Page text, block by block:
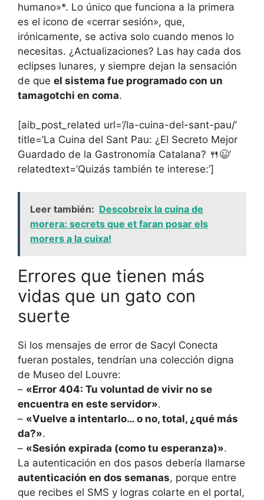
humano»*. Lo único que funciona a la primera
es el icono de «cerrar sesión», que,
irónicamente, se activa solo cuando menos lo
necesitas. ¿Actualizaciones? Las hay cada dos
eclipses lunares, y siempre dejan la sensación
de que el sistema fue programado con un
tamagotchi en coma.
[aib_post_related url=’/la-cuina-del-sant-pau/’
title=’La Cuina del Sant Pau: ¿El Secreto Mejor
Guardado de la Gastronomía Catalana? 🍴😉’
relatedtext=’Quizás también te interese:’]
Leer también: Descobreix la cuina de
morera: secrets que et faran posar els
morers a la cuixa!
Errores que tienen más
vidas que un gato con
suerte
Si los mensajes de error de Sacyl Conecta
fueran postales, tendrían una colección digna
de Museo del Louvre:
– «Error 404: Tu voluntad de vivir no se
encuentra en este servidor».
– «Vuelve a intentarlo… o no, total, ¿qué más
da?».
– «Sesión expirada (como tu esperanza)».
La autenticación en dos pasos debería llamarse
autenticación en dos semanas, porque entre
que recibes el SMS y logras colarte en el portal,